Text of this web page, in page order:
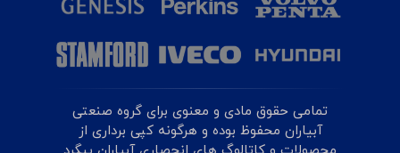
تمامی حقوق مادی و معنوی برای گروه صنعتی
آبیاران محفوظ بوده و هرگونه کپی برداری از